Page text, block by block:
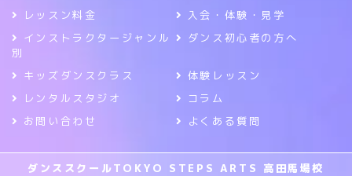
レッスン料金
入会・体験・見学
インストラクタージャンル
別
ダンス初心者の方へ
キッズダンスクラス
体験レッスン
レンタルスタジオ
コラム
お問い合わせ
よくある質問
ダンススクールTOKYO STEPS ARTS 高田馬場校